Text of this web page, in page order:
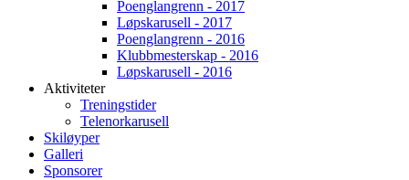
Poenglangrenn - 2017
Løpskarusell - 2017
Poenglangrenn - 2016
Klubbmesterskap - 2016
Løpskarusell - 2016
Aktiviteter
Treningstider
Telenorkarusell
Skiløyper
Galleri
Sponsorer